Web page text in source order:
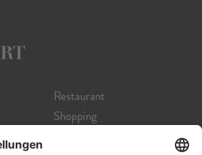
Restaurant
Shopping